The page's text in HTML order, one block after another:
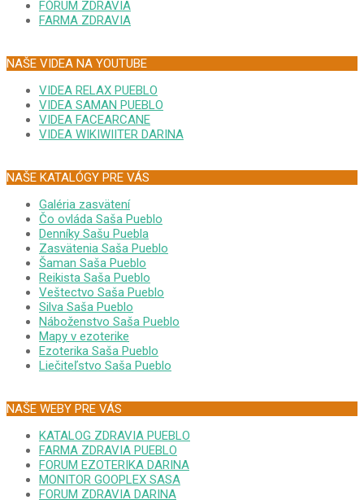
FÓRUM ZDRAVIA
FARMA ZDRAVIA
NAŠE VIDEA NA YOUTUBE
VIDEA RELAX PUEBLO
VIDEA SAMAN PUEBLO
VIDEA FACEARCANE
VIDEA WIKIWIITER DARINA
NAŠE KATALÓGY PRE VÁS
Galéria zasvätení
Čo ovláda Saša Pueblo
Denníky Sašu Puebla
Zasvätenia Saša Pueblo
Šaman Saša Pueblo
Reikista Saša Pueblo
Veštectvo Saša Pueblo
Silva Saša Pueblo
Náboženstvo Saša Pueblo
Mapy v ezoterike
Ezoterika Saša Pueblo
Liečiteľstvo Saša Pueblo
NAŠE WEBY PRE VÁS
KATALOG ZDRAVIA PUEBLO
FARMA ZDRAVIA PUEBLO
FORUM EZOTERIKA DARINA
MONITOR GOOPLEX SASA
FORUM ZDRAVIA DARINA